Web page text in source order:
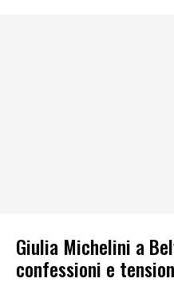
Giulia Michelini a
confessioni e